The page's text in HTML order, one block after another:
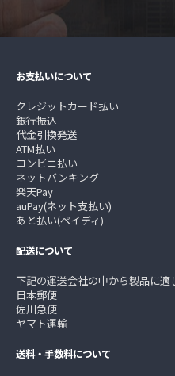
お支払いについて
クレジットカード払い
銀行振込
代金引換発送
ATM払い
コンビニ払い
ネットバンキング
楽天Pay
auPay(ネット支払い)
あと払い(ペイディ)
配送について
下記の運送会社の中から製品に
日本郵便
佐川急便
ヤマト運輸
送料・手数料について